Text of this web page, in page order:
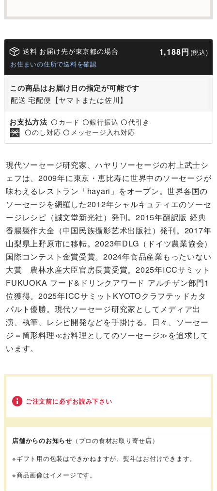
送料 お届け先が東京都の場合 1,188円 (税込)
お住まいの住所で送料を確認
この商品はお届け日の指定が可能です
配送 宅配便【ヤマトまたは佐川】
お支払方法 〇 カード 〇銀行振込 〇代引き
〇のし対応 〇 メッセージ入れ対応
現代ソーセージ研究家、ハヤリソーセージの村上武士シ
ェフは、2009年に東京・恵比寿に世界中のソーセージが
味わえるレストラン「hayari」をオープン。世界各国の
ソーセージを網羅した2012年シャルキュティエのソーセ
ージレシピ（誠文堂新光社）発刊。2015年翻訳版 経典
香腸製作大全（中国民族攝影艺术出版社）発刊。2017年
山梨県上野原市に移転。2023年DLG（ドイツ農業協会）
国際コンテスト金賞受賞。2024年食品産業もったいない
大賞 農林水産大臣官房長賞受賞。2025年ICCサミット
FUKUOKA フード&ドリンクアワード アルチザン部門1
位獲得。2025年ICCサミットKYOTOクラフテッドカタ
パルト優勝。現代ソーセージ研究家としてメディア出
演、執筆、レシピ開発などを手掛ける。日々、ソーセー
ジ＝筒形料理≪お料理としてのソーセージ≫を追求して
います。
ご注文前に必ずお読み下さい
店舗からのお知らせ （プロの食材お取り寄せ店）
※ギフト用の包装はできかねますが、熨斗はお付けできます。
※商品画像はイメージです。